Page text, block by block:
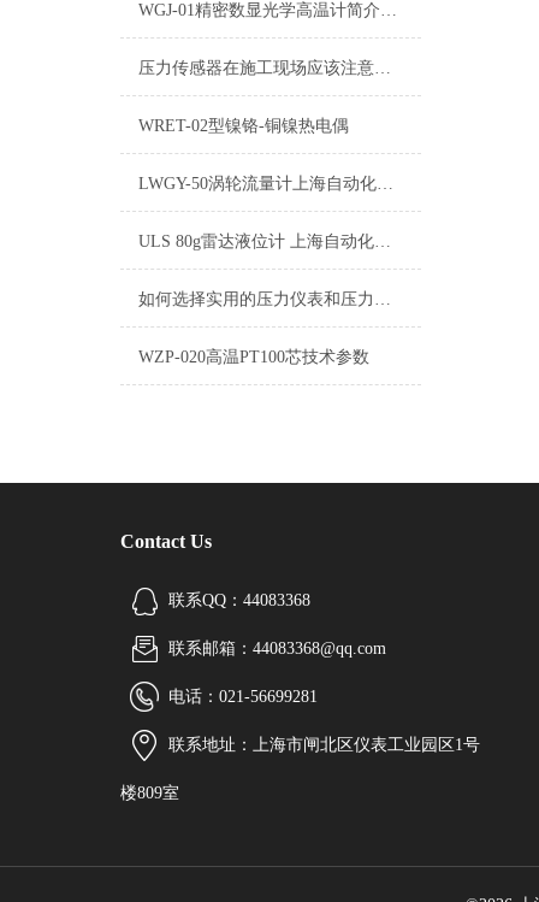
WGJ-01精密数显光学高温计简介与结构原理
压力传感器在施工现场应该注意的几个方面.
WRET-02型镍铬-铜镍热电偶
LWGY-50涡轮流量计上海自动化仪表九厂
ULS 80g雷达液位计 上海自动化仪表五厂
如何选择实用的压力仪表和压力变送器的定义
WZP-020高温PT100芯技术参数
Contact Us
联系QQ：44083368
联系邮箱：44083368@qq.com
电话：021-56699281
联系地址：上海市闸北区仪表工业园区1号
楼809室